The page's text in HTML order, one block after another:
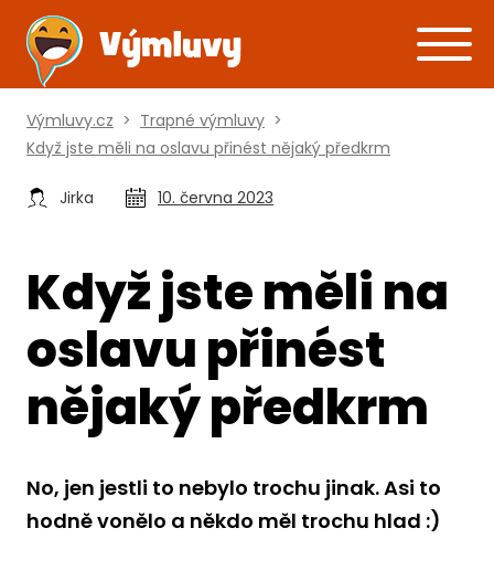
Výmluvy.cz > Trapné výmluvy >
Když jste měli na oslavu přinést nějaký předkrm
Jirka 10. června 2023
Když jste měli na
oslavu přinést
nějaký předkrm
No, jen jestli to nebylo trochu jinak. Asi to
hodně vonělo a někdo měl trochu hlad :)